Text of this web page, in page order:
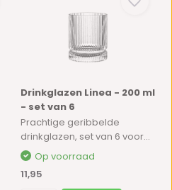
Drinkglazen Linea - 200 ml
- set van 6
Prachtige geribbelde
drinkglazen, set van 6 voor...
Op voorraad
11,95